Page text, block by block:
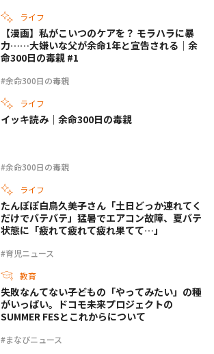
ライフ
#余命300日の毒親
【漫画】私がこいつのケアを？ モラハラに暴
力……大嫌いな父が余命1年と宣告される｜余
命300日の毒親 #1
ライフ
#余命300日の毒親
イッキ読み｜余命300日の毒親
ライフ
#育児ニュース
たんぽぽ白鳥久美子さん「土日どっか連れてく
だけでバテバテ」猛暑でエアコン故障、夏バテ
状態に「疲れて疲れて疲れ果てて…」
教育
#まなびニュース
失敗なんてない――子どもの「やってみたい」の種
がいっぱい。ドコモ未来プロジェクトの
SUMMER FESとこれからについて